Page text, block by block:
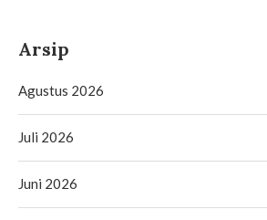
Arsip
Agustus 2026
Juli 2026
Juni 2026